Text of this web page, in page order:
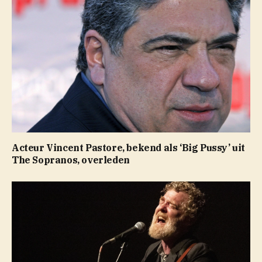
Acteur Vincent Pastore, bekend als ‘Big Pussy’ uit
The Sopranos, overleden